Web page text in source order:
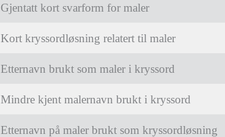
Gjentatt kort svarform for maler
Kort kryssordløsning relatert til maler
Etternavn brukt som maler i kryssord
Mindre kjent malernavn brukt i kryssord
Etternavn på maler brukt som kryssordløsning